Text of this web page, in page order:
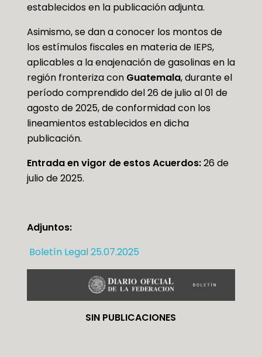
establecidos en la publicación adjunta.
Asimismo, se dan a conocer los montos de
los estímulos fiscales en materia de IEPS,
aplicables a la enajenación de gasolinas en la
región fronteriza con Guatemala, durante el
período comprendido del 26 de julio al 01 de
agosto de 2025, de conformidad con los
lineamientos establecidos en dicha
publicación.
Entrada en vigor de estos Acuerdos:26 de
julio de 2025.
Adjuntos:
Boletín Legal 25.07.2025
SIN PUBLICACIONES